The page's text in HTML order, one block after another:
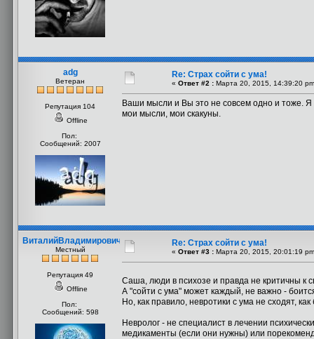
adg
Ветеран
Репутация 104
Offline
Пол:
Сообщений: 2007
Re: Страх сойти с ума!
« Ответ #2 : Марта 20, 2015, 14:39:20
Ваши мысли и Вы это не совсем одно и тоже. Я
мои мысли, мои скакуны.
ВиталийВладимирович
Местный
Репутация 49
Offline
Пол:
Сообщений: 598
Re: Страх сойти с ума!
« Ответ #3 : Марта 20, 2015, 20:01:19
Саша, люди в психозе и правда не критичны к
А "сойти с ума" может каждый, не важно -
Но, как правило, невротики с ума не сходят,
Невролог - не специалист в лечении
медикаменты (если они нужны) или